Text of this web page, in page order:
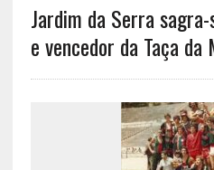
Jardim da Serra
e vencedor da Taça da